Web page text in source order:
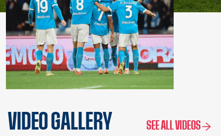
VIDEO GALLERY SEE ALL VIDEOS